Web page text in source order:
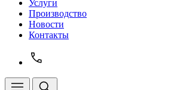
Услуги
Производство
Новости
Контакты